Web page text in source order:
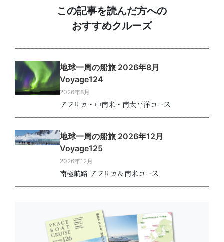
この記事を読んだ方への
おすすめクルーズ
地球一周の船旅 2026年8月
Voyage124
2026年8月
アフリカ・中南米・南太平洋コース
地球一周の船旅 2026年12月
Voyage125
2026年12月
南極航路 アフリカ＆南米コース